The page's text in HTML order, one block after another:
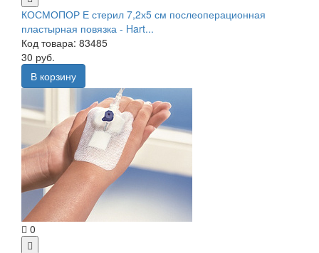
КОСМОПОР Е стерил 7,2х5 см послеоперационная
пластырная повязка - Hart...
Код товара: 83485
30 руб.
В корзину
0